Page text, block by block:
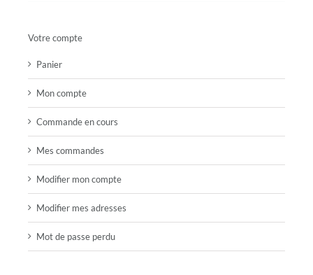
Votre compte
Panier
Mon compte
Commande en cours
Mes commandes
Modifier mon compte
Modifier mes adresses
Mot de passe perdu